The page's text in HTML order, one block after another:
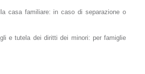
casa familiare: in caso di separazione o
e tutela dei diritti dei minori: per famiglie